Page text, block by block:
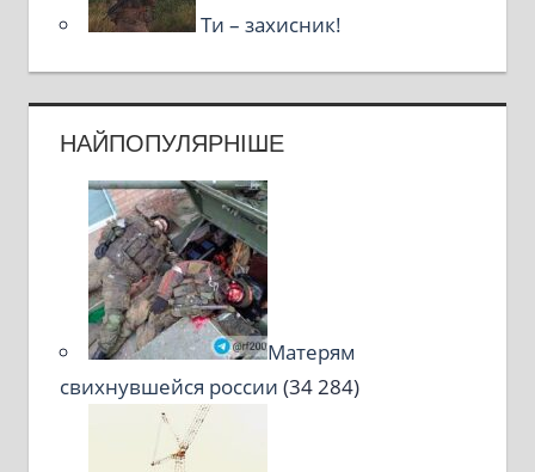
Ти – захисник!
НАЙПОПУЛЯРНІШЕ
Матерям
свихнувшейся россии (34 284)